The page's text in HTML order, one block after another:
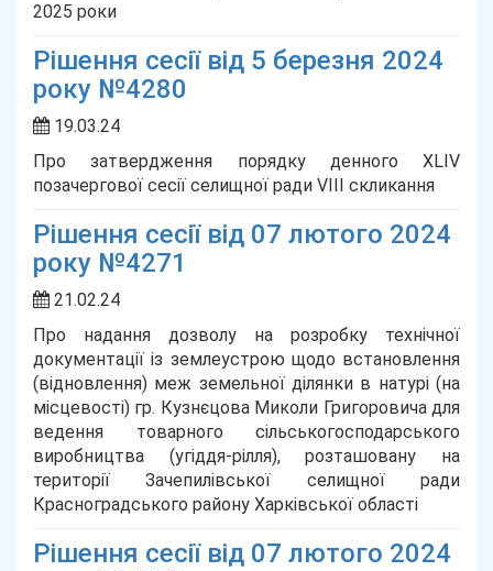
2025 роки
Рішення сесії від 5 березня 2024
року №4280
19.03.24
Про затвердження порядку денного ХLІV
позачергової сесії селищної ради VІІІ скликання
Рішення сесії від 07 лютого 2024
року №4271
21.02.24
Про надання дозволу на розробку технічної
документації із землеустрою щодо встановлення
(відновлення) меж земельної ділянки в натурі (на
місцевості) гр. Кузнєцова Миколи Григоровича для
ведення товарного сільськогосподарського
виробництва (угіддя-рілля), розташовану на
території Зачепилівської селищної ради
Красноградського району Харківської області
Рішення сесії від 07 лютого 2024